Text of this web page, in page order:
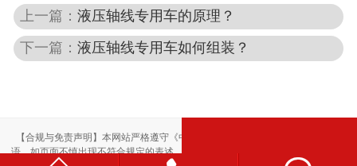
上一篇：液压轴线专用车的原理？
下一篇：液压轴线专用车如何组装？
【合规与免责声明】本网站严格遵守《中华人民共和国广告法》，尽力规范用
语。如页面不慎出现不符合规定的表述，敬请联系我们，将立即更正；相关内容